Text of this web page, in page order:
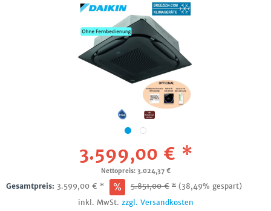
3.599,00 € *
Nettopreis: 3.024,37 €
Gesamtpreis: 3.599,00 € * 5.851,00€ * (38,49% gespart)
inkl. MwSt. zzgl. Versandkosten